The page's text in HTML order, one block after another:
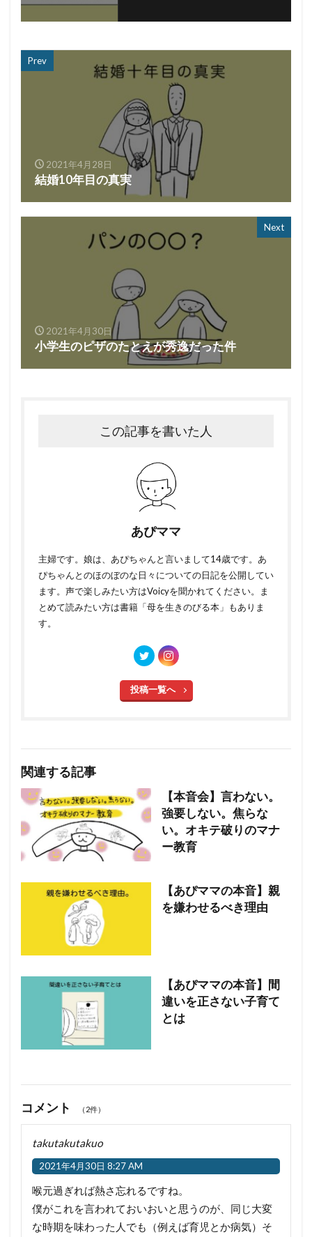
Prev
2021年4月28日
結婚10年目の真実
Next
2021年4月30日
小学生のピザのたとえが秀逸だった件
この記事を書いた人
あぴママ
主婦です。娘は、あぴちゃんと言いまして14歳です。あ
ぴちゃんとのほのぼのな日々についての日記を公開してい
ます。声で楽しみたい方はVoicyを聞かれてください。ま
とめて読みたい方は書籍「母を生きのびる本」もありま
す。
投稿一覧へ
関連する記事
【本音会】言わない。
強要しない。焦らな
い。オキテ破りのマナ
ー教育
【あぴママの本音】親
を嫌わせるべき理由
【あぴママの本音】間
違いを正さない子育て
とは
コメント （2件）
takutakutakuo
2021年4月30日 8:27 AM
喉元過ぎれば熱さ忘れるですね。
僕がこれを言われておいおいと思うのが、同じ大変
な時期を味わった人でも（例えば育児とか病気）そ